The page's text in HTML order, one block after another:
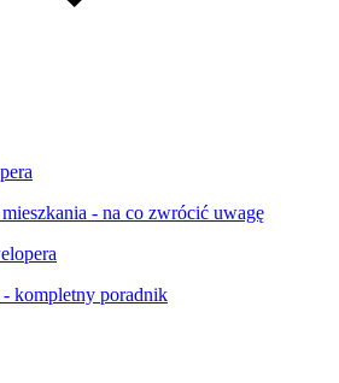
- na co zwrócić uwagę
kompletny poradnik